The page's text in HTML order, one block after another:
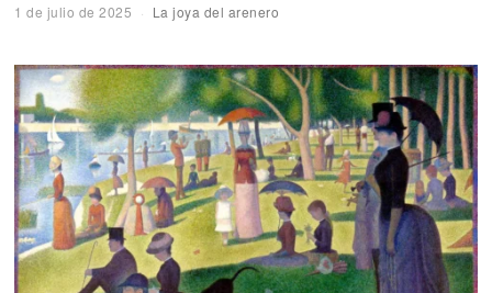
1 de julio de 2025 La joya del arenero